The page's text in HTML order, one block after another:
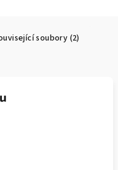
soubory (2)